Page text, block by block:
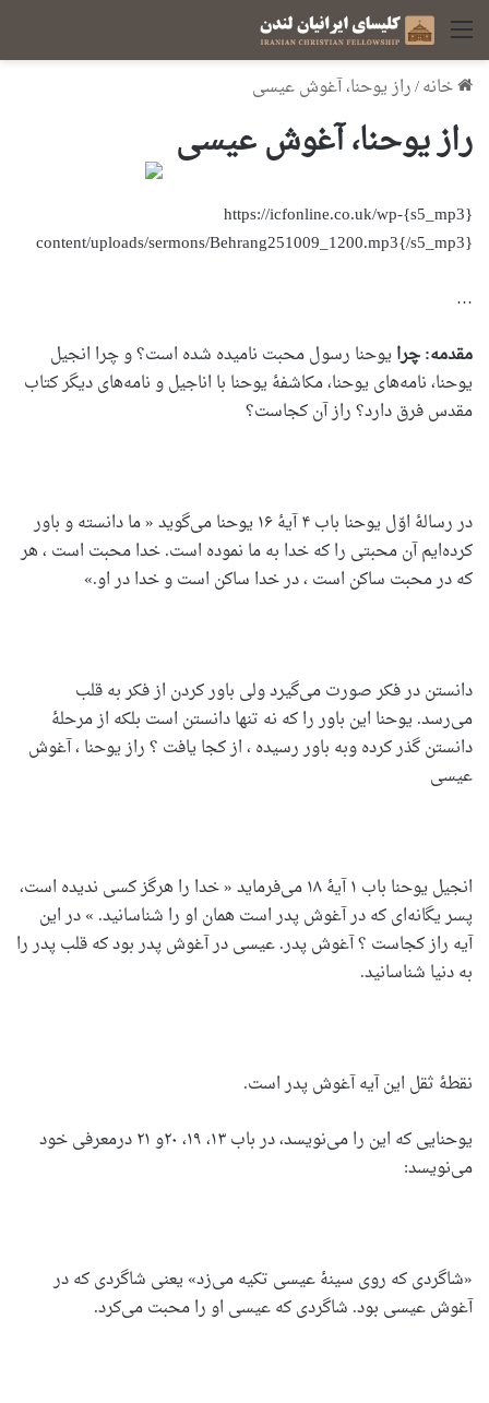
منو
خانه/راز یوحنا، آغوش عیسی
راز یوحنا، آغوش عیسی
{s5_mp3}https://icfonline.co.uk/wp-
content/uploads/sermons/Behrang251009_1200.mp3{/s5_mp3}
…
مقدمه: چرا یوحنا رسول محبت نامیده شده است؟ و چرا انجیل
یوحنا، نامه‌های یوحنا، مکاشفۀ یوحنا با اناجیل و نامه‌های دیگر کتاب
مقدس فرق دارد؟ راز آن کجاست؟
در رسالۀ اوّل یوحنا باب ۴ آیۀ ۱۶ یوحنا می‌گوید « ما دانسته و باور
کرده‌ایم آن محبتی را که خدا به ما نموده است. خدا محبت است ، هر
که در محبت ساکن است ، در خدا ساکن است و خدا در او.»
دانستن در فکر صورت می‌گیرد ولی باور کردن از فکر به قلب
می‌رسد. یوحنا این باور را که نه تنها دانستن است بلکه از مرحلۀ
دانستن گذر کرده وبه باور رسیده ، از کجا یافت ؟ راز یوحنا ، آغوش
عیسی
انجیل یوحنا باب ۱ آیۀ ۱۸ می‌فرماید « خدا را هرگز کسی ندیده است،
پسر یگانه‌ای که در آغوش پدر است همان او را شناسانید. » در این
آیه راز کجاست ؟ آغوش پدر. عیسی در آغوش پدر بود که قلب پدر را
به دنیا شناسانید.
نقطۀ ثقل این آیه آغوش پدر است.
یوحنایی که این را می‌نویسد، در باب ۱۳، ۱۹، ۲۰و ۲۱ درمعرفی خود
می‌نویسد:
«شاگردی که روی سینۀ عیسی تکیه می‌زد» یعنی شاگردی که در
آغوش عیسی بود. شاگردی که عیسی او را محبت می‌کرد.